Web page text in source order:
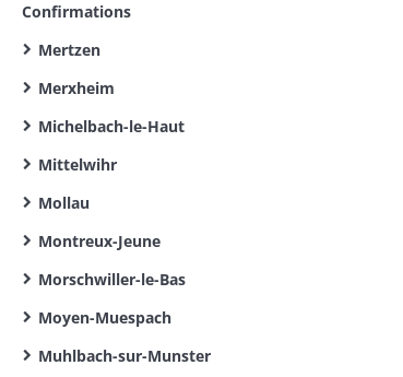
Confirmations
Mertzen
Merxheim
Michelbach-le-Haut
Mittelwihr
Mollau
Montreux-Jeune
Morschwiller-le-Bas
Moyen-Muespach
Muhlbach-sur-Munster